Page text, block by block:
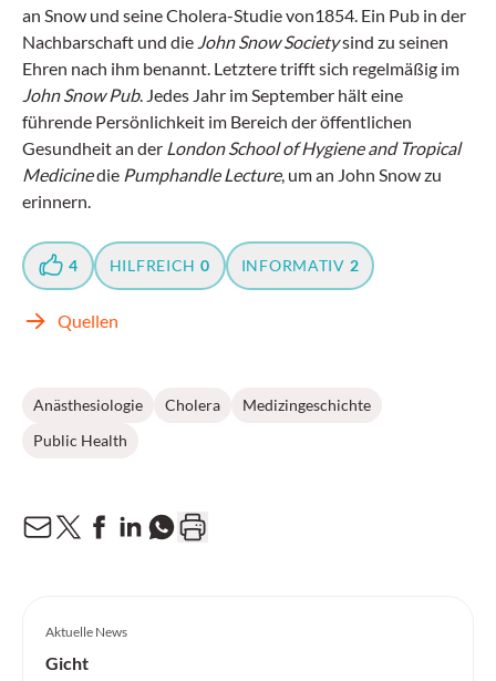
an Snow und seine Cholera-Studie von1854. Ein Pub in der
Nachbarschaft und die John Snow Societysind zu seinen
Ehren nach ihm benannt. Letztere trifft sich regelmäßig im
John Snow Pub. Jedes Jahr im September hält eine
führende Persönlichkeit im Bereich der öffentlichen
Gesundheit an der London School of Hygiene and Tropical
Medicinedie Pumphandle Lecture, um an John Snow zu
erinnern.
4 HILFREICH 0 INFORMATIV 2
Quellen
Anästhesiologie Cholera
Medizingeschichte
Public Health
Aktuelle News
Gicht